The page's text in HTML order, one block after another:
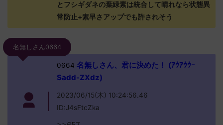
とフシギダネの葉緑素は統合して晴れなら状態異
常防止+素早さアップでも許されそう
名無しさん0664
0664 名無しさん、君に決めた！ (ｱｳｱｳｳｰ
Sadd-ZXdz)
2023/06/15(木) 10:24:56.46
ID:J4sFtcZka